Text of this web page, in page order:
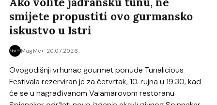
smijete propustiti ovo gurmansko
iskustvo u Istri
MagMe 20.07.2026.
Ovogodišnji vrhunac gourmet ponude Tunalicious
Festivala rezerviran je za četvrtak, 10. rujna u 19:30, kad
će se u nagrađivanom Valamarovom restoranu